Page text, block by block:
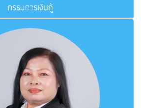
กรรมการเงินกู้